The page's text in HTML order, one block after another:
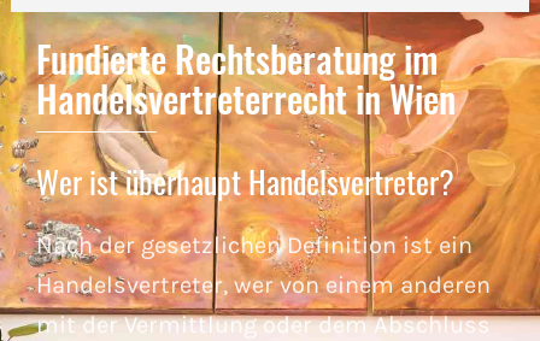
Fundierte Rechtsberatung im
Handelsvertreterrecht in Wien
Wer ist überhaupt Handelsvertreter?
Nach der gesetzlichen Definition ist ein
Handelsvertreter, wer von einem anderen
mit der Vermittlung oder dem Abschluss